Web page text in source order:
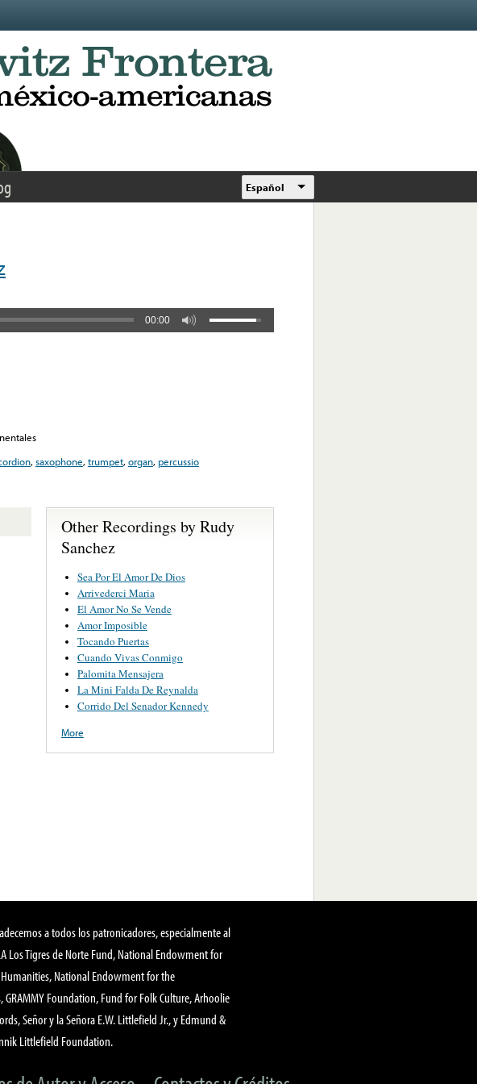
Español
00:00
,saxophone,trumpet,organ, percussio
Other Recordings by Rudy
Sanchez
Sea Por El Amor De Dios
Arrivederci Maria
El Amor No Se Vende
Amor Imposible
Tocando Puertas
Cuando Vivas Conmigo
Palomita Mensajera
La Mini Falda De Reynalda
Corrido Del Senador Kennedy
More
a todos los patronicadores, especialmente al
Los Tigres de Norte Fund, National Endowment for
National Endowment for the
GRAMMY Foundation, Fund for Folk Culture, Arhoolie
Señor y la Señora E.W. Littlefield Jr., y Edmund &
Littlefield Foundation.